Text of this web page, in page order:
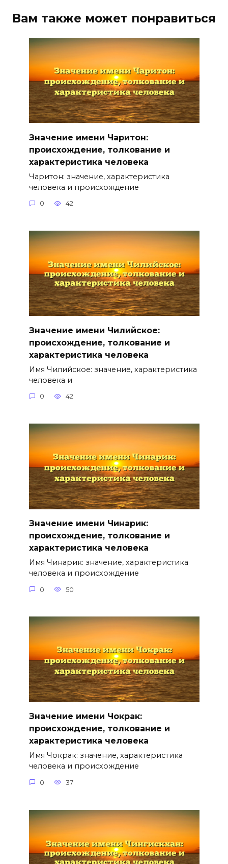
Вам также может понравиться
Значение имени Чаритон:
происхождение, толкование и
характеристика человека
Чаритон: значение, характеристика
человека и происхождение
0 42
Значение имени Чилийское:
происхождение, толкование и
характеристика человека
Имя Чилийское: значение, характеристика
человека и
0 42
Значение имени Чинарик:
происхождение, толкование и
характеристика человека
Имя Чинарик: значение, характеристика
человека и происхождение
0 50
Значение имени Чокрак:
происхождение, толкование и
характеристика человека
Имя Чокрак: значение, характеристика
человека и происхождение
0 37